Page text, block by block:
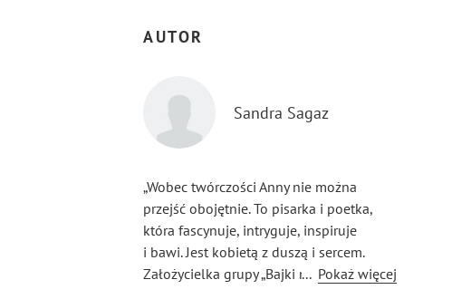
AUTOR
Sandra Sagaz
„Wobec twórczości Anny nie można
przejść obojętnie. To pisarka i poetka,
która fascynuje, intryguje, inspiruje
i bawi. Jest kobietą z duszą i sercem.
Założycielka grupy „Bajki na dobranoc”,
... Pokaż więcej